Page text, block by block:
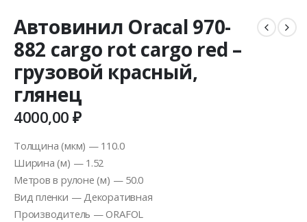
Автовинил Oracal 970-
882 cargo rot cargo red –
грузовой красный,
глянец
4000,00₽
Толщина (мкм) — 110.0
Ширина (м) — 1.52
Метров в рулоне (м) — 50.0
Вид пленки — Декоративная
Производитель — ORAFOL